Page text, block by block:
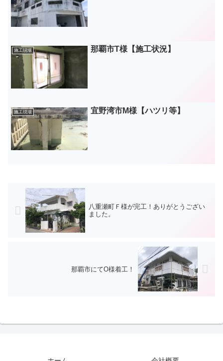
施工現場 那覇市T様【施工状況】
施工現場 宜野湾市M様【ハツリ等】
八重瀬町Ｆ様が完工！ありがとうござい
ました。
那覇市にてO様着工！